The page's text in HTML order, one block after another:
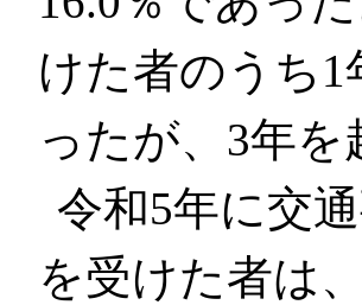
けた者のうち1
ったが、3年
令和5年に交
を受けた者は